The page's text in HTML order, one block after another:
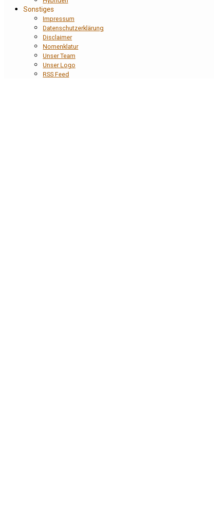
Sonstiges
Impressum
Datenschutzerklärung
Disclaimer
Nomenklatur
Unser Team
Unser Logo
RSS Feed